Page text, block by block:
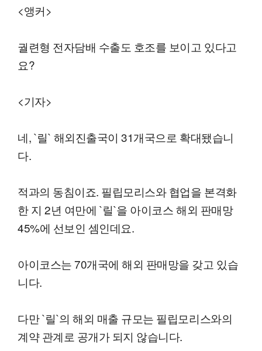
<앵커>
궐련형 전자담배 수출도 호조를 보이고 있다고
요?
<기자>
네, `릴` 해외진출국이 31개국으로 확대됐습니
다.
적과의 동침이죠. 필립모리스와 협업을 본격화
한 지 2년 여만에 `릴`을 아이코스 해외 판매망
45%에 선보인 셈인데요.
아이코스는 70개국에 해외 판매망을 갖고 있습
니다.
다만 `릴`의 해외 매출 규모는 필립모리스와의
계약 관계로 공개가 되지 않습니다.